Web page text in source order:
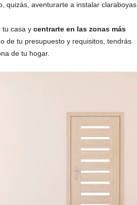
quizás, aventurarte a instalar claraboyas.
tu casa y centrarte en las zonas más
de tu presupuesto y requisitos, tendrás
de tu hogar.